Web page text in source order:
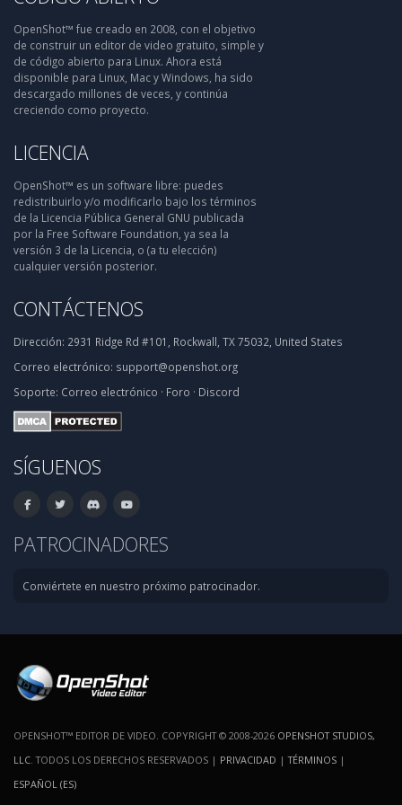
OpenShot™ fue creado en 2008, con el objetivo
de construir un editor de video gratuito, simple y
de código abierto para Linux. Ahora está
disponible para Linux, Mac y Windows, ha sido
descargado millones de veces, y continúa
creciendo como proyecto.
LICENCIA
OpenShot™ es un software libre: puedes
redistribuirlo y/o modificarlo bajo los términos
de la Licencia Pública General GNU publicada
por la Free Software Foundation, ya sea la
versión 3 de la Licencia, o (a tu elección)
cualquier versión posterior.
CONTÁCTENOS
Dirección: 2931 Ridge Rd #101, Rockwall, TX 75032, United States
Correo electrónico: support@openshot.org
Soporte: Correo electrónico · Foro · Discord
SÍGUENOS
PATROCINADORES
Conviértete en nuestro próximo patrocinador.
OPENSHOT™ EDITOR DE VIDEO. COPYRIGHT © 2008-2026 OPENSHOT STUDIOS,
LLC . TODOS LOS DERECHOS RESERVADOS | PRIVACIDAD |TÉRMINOS |
ESPAÑOL (ES)